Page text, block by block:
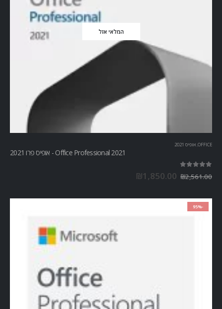
המלאי אזל
OFFICE אופיס 2021
Office Professional 2021 - אופיס פרו 2021
₪2,561.00
₪1,850.00
-95%